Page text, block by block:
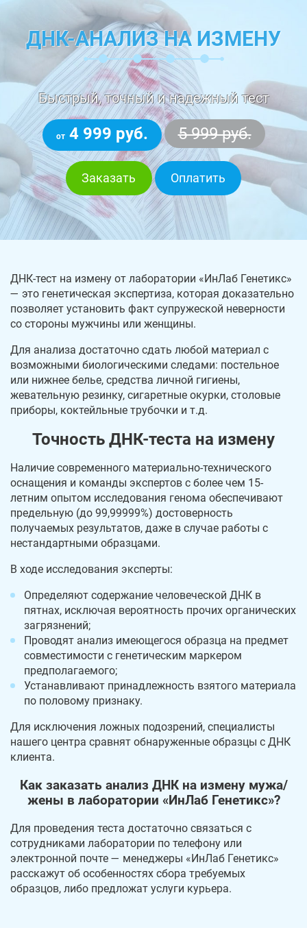
ДНК-АНАЛИЗ НА ИЗМЕНУ
Быстрый, точный и надежный тест
от4 999 руб. 5 999 руб.
Заказать Оплатить
ДНК-тест на измену от лаборатории «ИнЛаб Генетикс»
— это генетическая экспертиза, которая доказательно
позволяет установить факт супружеской неверности
со стороны мужчины или женщины.
Для анализа достаточно сдать любой материал с
возможными биологическими следами: постельное
или нижнее белье, средства личной гигиены,
жевательную резинку, сигаретные окурки, столовые
приборы, коктейльные трубочки и т.д.
Точность ДНК-теста на измену
Наличие современного материально-технического
оснащения и команды экспертов с более чем 15-
летним опытом исследования генома обеспечивают
предельную (до 99,99999%) достоверность
получаемых результатов, даже в случае работы с
нестандартными образцами.
В ходе исследования эксперты:
Определяют содержание человеческой ДНК в
пятнах, исключая вероятность прочих органических
загрязнений;
Проводят анализ имеющегося образца на предмет
совместимости с генетическим маркером
предполагаемого;
Устанавливают принадлежность взятого материала
по половому признаку.
Для исключения ложных подозрений, специалисты
нашего центра сравнят обнаруженные образцы с ДНК
клиента.
Как заказать анализ ДНК на измену мужа/
жены в лаборатории «ИнЛаб Генетикс»?
Для проведения теста достаточно связаться с
сотрудниками лаборатории по телефону или
электронной почте — менеджеры «ИнЛаб Генетикс»
расскажут об особенностях сбора требуемых
образцов, либо предложат услуги курьера.